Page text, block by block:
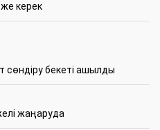
керек
сөндіру бекеті ашылды
жаңаруда